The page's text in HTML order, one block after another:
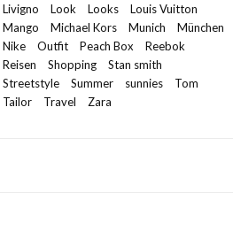
Livigno
Look Looks
Louis Vuitton
Mango
Michael Kors Munich
München
Nike
Outfit Peach Box
Reebok
Reisen
Shopping
Stan smith
Streetstyle
Summer sunnies
Tom
Tailor
Travel Zara